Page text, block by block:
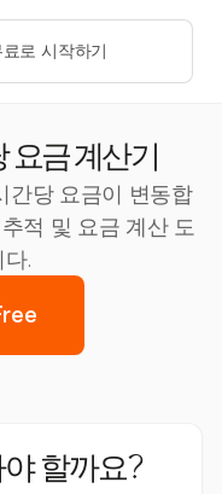
료로 시작하기
금 계산기
간당 요금이 변동합
적 및 요금 계산 도
.
할까요?